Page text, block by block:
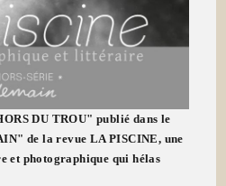
DU TROU" publié dans le
de la revue LA PISCINE, une
et photographique qui hélas